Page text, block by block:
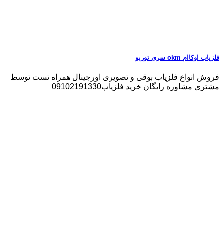
فلزیاب اوکاام okm سری توربو
فروش انواع فلزیاب بوقی و تصویری اورجینال همراه تست توسط
مشتری مشاوره رایگان خرید فلزیاب09102191330